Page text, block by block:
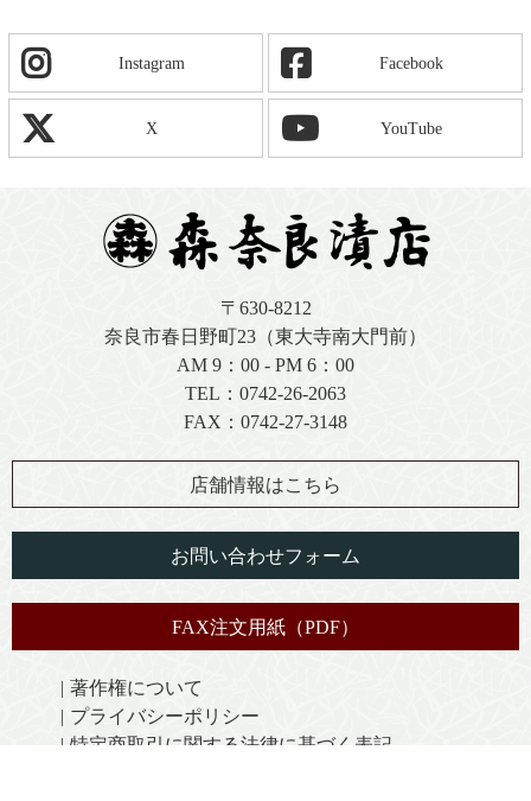
Instagram Facebook
X YouTube
〒630-8212
奈良市春日野町23（東大寺南大門前）
AM 9：00 - PM 6：00
TEL： 0742-26-2063
FAX：0742-27-3148
店舗情報はこちら
お問い合わせフォーム
FAX注文用紙（PDF）
著作権について
プライバシーポリシー
特定商取引に関する法律に基づく表記